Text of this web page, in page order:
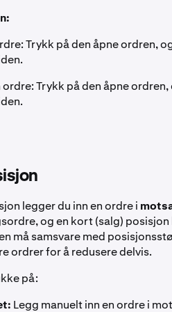
Profit eller Stop Loss:
når du åpner
grønne
høyre bekrefter om ordren ble
Profit eller Stop Loss:
Bruk
når du åpner
den grønne Kjøp - eller røde Selg
Trykk på den åpne ordren,
ordre: Trykk på den åpne
legger du inn en ordre i
og en kort (salg)
må samsvare med
ordrer for å redusere delvis.
på:
Legg manuelt inn en ordre i